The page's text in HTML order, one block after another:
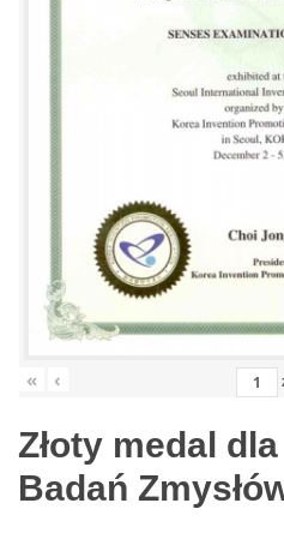
« ‹
Złoty medal
Badań